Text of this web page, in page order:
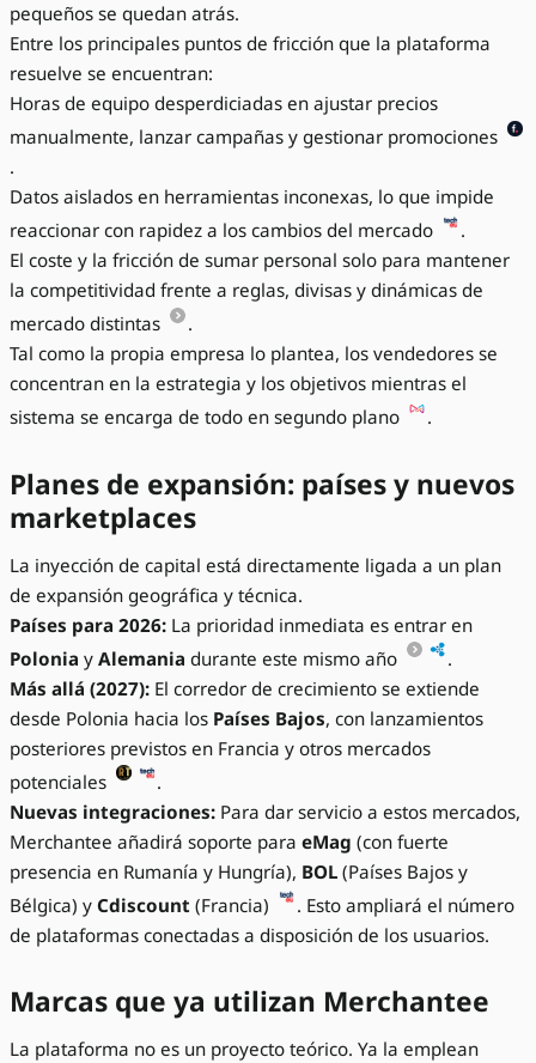
pequeños se quedan atrás.
Entre los principales puntos de fricción que la plataforma
resuelve se encuentran:
Horas de equipo desperdiciadas en ajustar precios
manualmente, lanzar campañas y gestionar promociones
.
Datos aislados en herramientas inconexas, lo que impide
reaccionar con rapidez a los cambios del mercado
.
El coste y la fricción de sumar personal solo para mantener
la competitividad frente a reglas, divisas y dinámicas de
mercado distintas
.
Tal como la propia empresa lo plantea, los vendedores se
concentran en la estrategia y los objetivos mientras el
sistema se encarga de todo en segundo plano
.
Planes de expansión: países y nuevos
marketplaces
La inyección de capital está directamente ligada a un plan
de expansión geográfica y técnica.
Países para 2026: La prioridad inmediata es entrar en
Polonia y Alemania durante este mismo año
.
Más allá (2027): El corredor de crecimiento se extiende
desde Polonia hacia los Países Bajos, con lanzamientos
posteriores previstos en Francia y otros mercados
potenciales
.
Nuevas integraciones: Para dar servicio a estos mercados,
Merchantee añadirá soporte para eMag (con fuerte
presencia en Rumanía y Hungría), BOL (Países Bajos y
Bélgica) y Cdiscount (Francia)
. Esto ampliará el número
de plataformas conectadas a disposición de los usuarios.
Marcas que ya utilizan Merchantee
La plataforma no es un proyecto teórico. Ya la emplean